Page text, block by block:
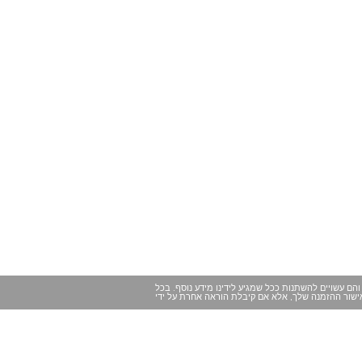
עשויים להשתנות ככל שמגיע לידינו מידע נוסף. בכל